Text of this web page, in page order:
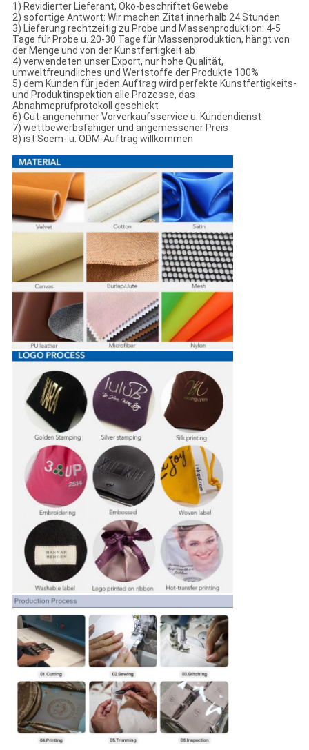
1) Revidierter Lieferant, Öko-beschriftet Gewebe
2) sofortige Antwort: Wir machen Zitat innerhalb 24 Stunden
3) Lieferung rechtzeitig zu Probe und Massenproduktion: 4-5
Tage für Probe u. 20-30 Tage für Massenproduktion, hängt von
der Menge und von der Kunstfertigkeit ab
4) verwendeten unser Export, nur hohe Qualität,
umweltfreundliches und Wertstoffe der Produkte 100%
5) dem Kunden für jeden Auftrag wird perfekte Kunstfertigkeits-
und Produktinspektion alle Prozesse, das
Abnahmeprüfprotokoll geschickt
6) Gut-angenehmer Vorverkaufsservice u. Kundendienst
7) wettbewerbsfähiger und angemessener Preis
8) ist Soem- u. ODM-Auftrag willkommen